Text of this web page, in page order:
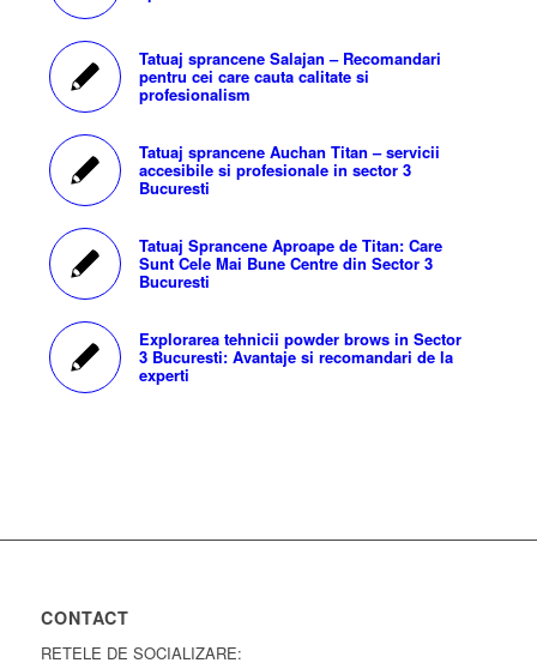
Tatuaj sprancene Salajan – Recomandari
pentru cei care cauta calitate si
profesionalism
Tatuaj sprancene Auchan Titan – servicii
accesibile si profesionale in sector 3
Bucuresti
Tatuaj Sprancene Aproape de Titan: Care
Sunt Cele Mai Bune Centre din Sector 3
Bucuresti
Explorarea tehnicii powder brows in Sector
3 Bucuresti: Avantaje si recomandari de la
experti
CONTACT
RETELE DE SOCIALIZARE: